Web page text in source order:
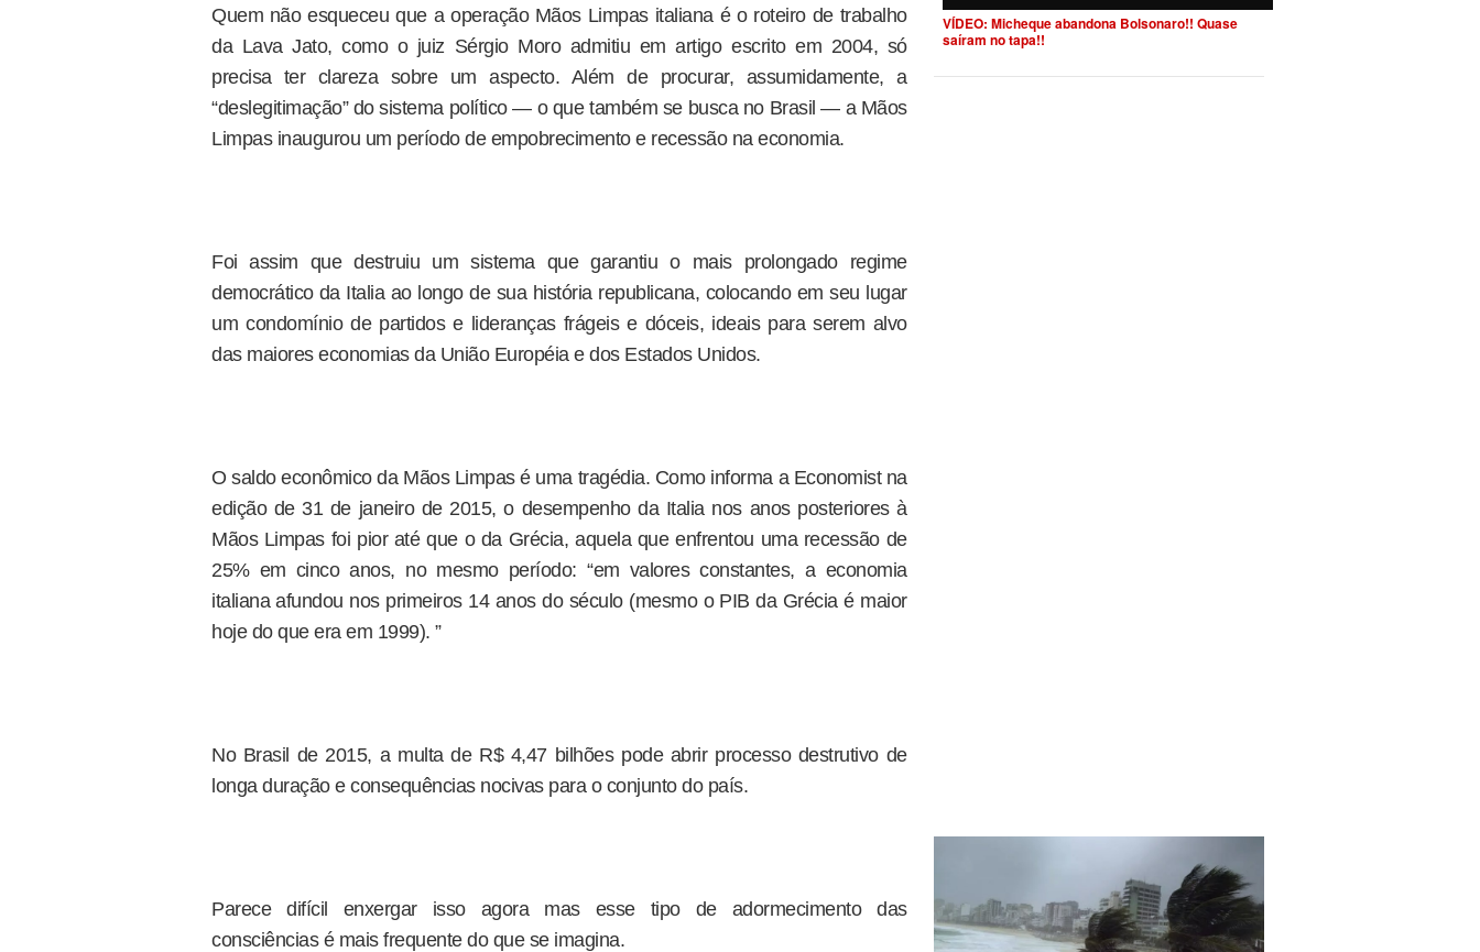
Quem não esqueceu que a operação Mãos Limpas italiana é o roteiro de trabalho
da Lava Jato, como o juiz Sérgio Moro admitiu em artigo escrito em 2004, só
precisa ter clareza sobre um aspecto. Além de procurar, assumidamente, a
“deslegitimação” do sistema político — o que também se busca no Brasil — a Mãos
Limpas inaugurou um período de empobrecimento e recessão na economia.
Foi assim que destruiu um sistema que garantiu o mais prolongado regime
democrático da Italia ao longo de sua história republicana, colocando em seu lugar
um condomínio de partidos e lideranças frágeis e dóceis, ideais para serem alvo
das maiores economias da União Européia e dos Estados Unidos.
O saldo econômico da Mãos Limpas é uma tragédia. Como informa a Economist na
edição de 31 de janeiro de 2015, o desempenho da Italia nos anos posteriores à
Mãos Limpas foi pior até que o da Grécia, aquela que enfrentou uma recessão de
25% em cinco anos, no mesmo período: “em valores constantes, a economia
italiana afundou nos primeiros 14 anos do século (mesmo o PIB da Grécia é maior
hoje do que era em 1999). ”
No Brasil de 2015, a multa de R$ 4,47 bilhões pode abrir processo destrutivo de
longa duração e consequências nocivas para o conjunto do país.
Parece difícil enxergar isso agora mas esse tipo de adormecimento das
consciências é mais frequente do que se imagina.
VÍDEO: Micheque abandona Bolsonaro!! Quase
saíram no tapa!!